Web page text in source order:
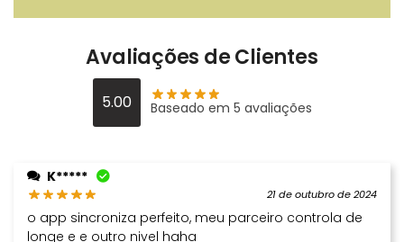
Avaliações de Clientes
5.00 Baseado em 5 avaliações
K*****
21 de outubro de 2024
o app sincroniza perfeito, meu parceiro controla de
longe e e outro nivel haha